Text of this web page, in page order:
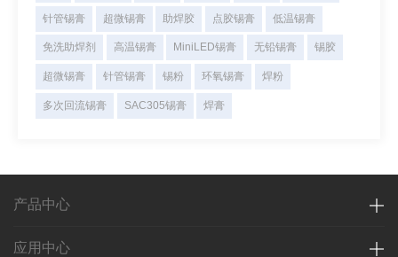
针管锡膏 超微锡膏 助焊胶 点胶锡膏 低温锡膏
免洗助焊剂 高温锡膏 MiniLED锡膏 无铅锡膏 锡胶
超微锡膏 针管锡膏 锡粉 环氧锡膏 焊粉
多次回流锡膏 SAC305锡膏 焊膏
产品中心
应用中心